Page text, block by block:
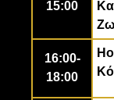
15:00
16:00-
18:00